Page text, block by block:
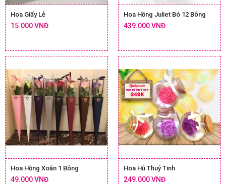
Hoa Giấy Lẻ
15.000 VNĐ
Hoa Hồng Juliet Bó 12 Bông
439.000 VNĐ
Hoa Hồng Xoắn 1 Bông
49.000 VNĐ
Hoa Hủ Thuỷ Tinh
249.000 VNĐ